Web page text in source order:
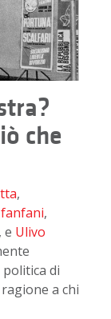
che
,
fanfani,
, e Ulivo
di
a chi